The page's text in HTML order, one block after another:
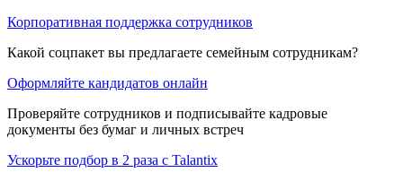
Корпоративная поддержка сотрудников
Какой соцпакет вы предлагаете семейным сотрудникам?
Оформляйте кандидатов онлайн
Проверяйте сотрудников и подписывайте кадровые
документы без бумаг и личных встреч
Ускорьте подбор в 2 раза с Talantix